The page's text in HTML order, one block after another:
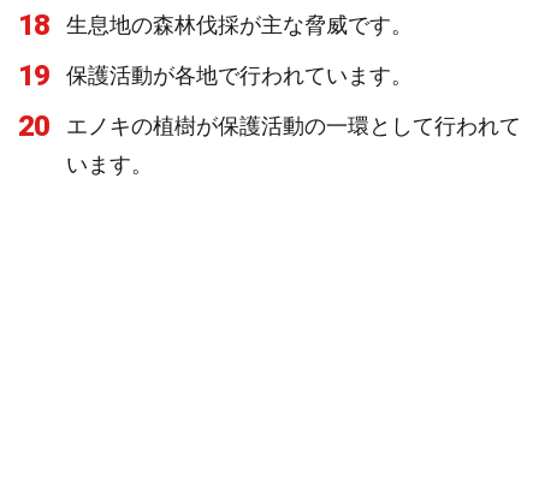
18 生息地の森林伐採が主な脅威です。
19 保護活動が各地で行われています。
20
エノキの植樹が保護活動の一環として行われて
います。